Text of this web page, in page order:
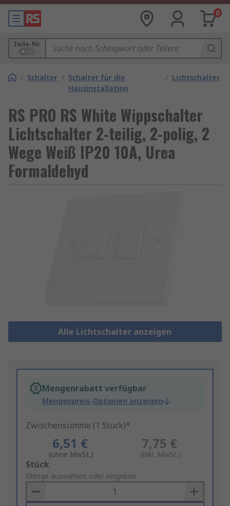
0
Teile-Nr.
/ Schalter / Schalter für die
Hausinstallation
/ Lichtschalter
RS PRO RS White Wippschalter
Lichtschalter 2-teilig, 2-polig, 2
Wege Weiß IP20 10A, Urea
Formaldehyd
Alle Lichtschalter anzeigen
Mengenrabatt verfügbar
Mengenpreis-Optionen anzeigen
Zwischensumme (1 Stück)*
6,51 €
(ohne MwSt.)
7,75 €
(inkl. MwSt.)
Add
to
Basket
Stück
Menge auswählen oder eingeben